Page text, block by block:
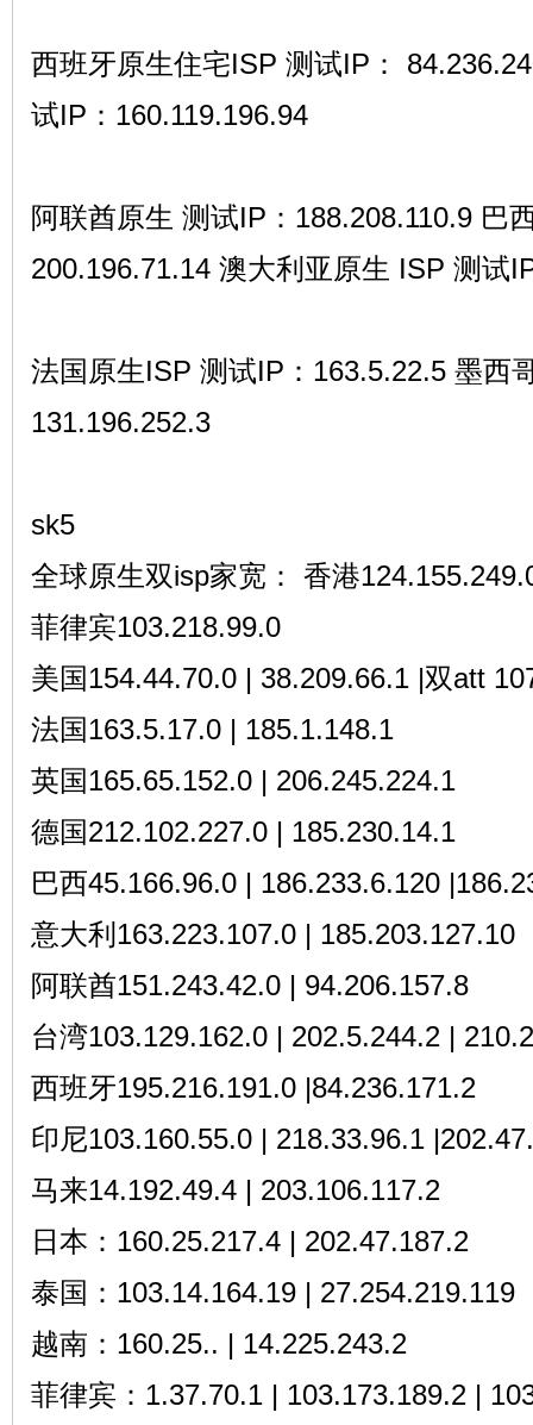
西班牙原生住宅ISP 测试IP：
试IP：160.119.196.94
阿联酋原生 测试IP：188.208.110.9 巴
200.196.71.14 澳大利亚原生 ISP 测试
法国原生ISP 测试IP：163.5.22.5 墨西
131.196.252.3
sk5
全球原生双isp家宽： 香港
菲律宾103.218.99.0
美国154.44.70.0 | 38.209.66.1 |双att
法国163.5.17.0 | 185.1.148.1
英国165.65.152.0 | 206.245.224.1
德国212.102.227.0 | 185.230.14.1
巴西45.166.96.0 | 186.233.6.120
意大利163.223.107.0 | 185.203.127.10
阿联酋151.243.42.0 | 94.206.157.8
台湾103.129.162.0 | 202.5.244.2 |
西班牙195.216.191.0 |84.236.171.2
印尼103.160.55.0 | 218.33.96.1
马来14.192.49.4 | 203.106.117.2
日本：160.25.217.4 | 202.47.187.2
泰国：103.14.164.19 | 27.254.219.119
越南：160.25.. | 14.225.243.2
菲律宾：1.37.70.1 | 103.173.189.2 |